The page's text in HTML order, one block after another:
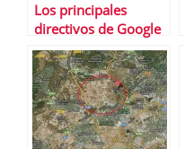
Los principales
directivos de Google
vendieron antes del
desplome
â€œsorpresaâ€